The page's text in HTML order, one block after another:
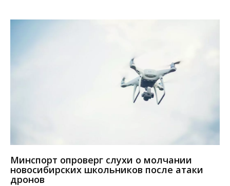
Минспорт опроверг слухи о молчании
новосибирских школьников после атаки
дронов